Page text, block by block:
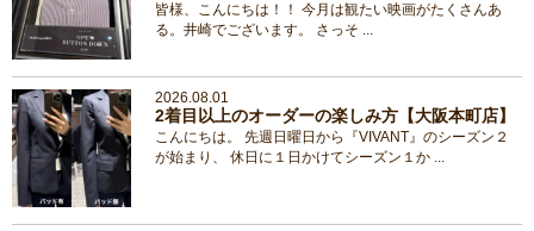
皆様、こんにちは！！ 今月は観たい映画がたくさんあ
る。井崎でございます。 さっそ ...
2026.08.01
2着目以上のオーダーの楽しみ方【大阪本町店】
こんにちは。 先週日曜日から『VIVANT』のシーズン２
が始まり、 休日に１日かけてシーズン１か ...